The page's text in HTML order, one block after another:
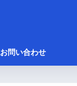
お問い合わせ